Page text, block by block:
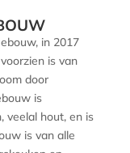
in 2017
is van
door
is
veelal hout, en is
is van alle